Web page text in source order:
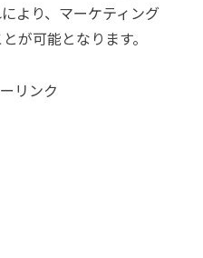
より、マーケティング
が可能となります。
リンク